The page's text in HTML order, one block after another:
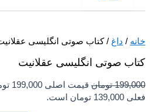
/داغ / کتاب صوتی انگلیسی عقلانیت
صوتی انگلیسی عقلانیت
تومان قیمت اصلی 199,000 تومان بود.
است.